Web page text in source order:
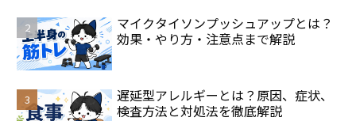
マイクタイソンプッシュアップとは？
効果・やり方・注意点まで解説
遅延型アレルギーとは？原因、症状、
検査方法と対処法を徹底解説